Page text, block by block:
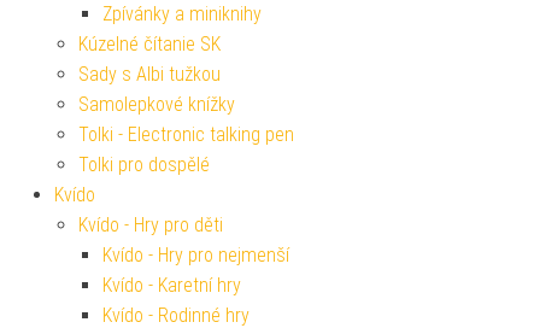
Zpívánky a miniknihy
Kúzelné čítanie SK
Sady s Albi tužkou
Samolepkové knížky
Tolki - Electronic talking pen
Tolki pro dospělé
Kvído
Kvído - Hry pro děti
Kvído - Hry pro nejmenší
Kvído - Karetní hry
Kvído - Rodinné hry